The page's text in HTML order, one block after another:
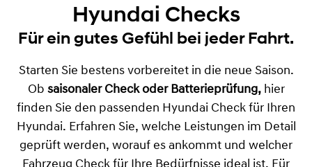
Hyundai Checks
Für ein gutes Gefühl bei jeder Fahrt.
Starten Sie bestens vorbereitet in die neue Saison.
Ob saisonaler Check oder Batterieprüfung,hier
finden Sie den passenden Hyundai Check für Ihren
Hyundai. Erfahren Sie, welche Leistungen im Detail
geprüft werden, worauf es ankommt und welcher